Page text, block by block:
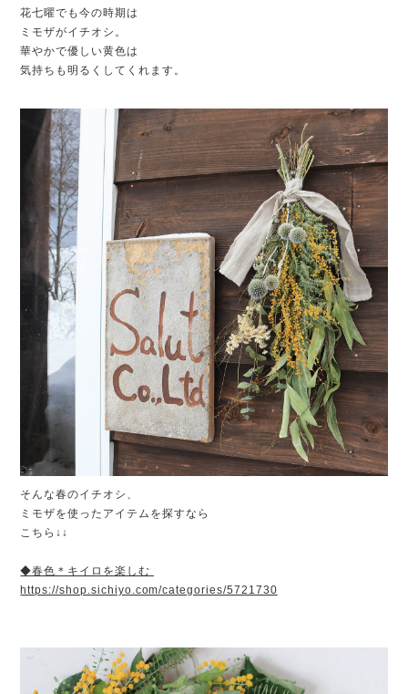
花七曜でも今の時期は
ミモザがイチオシ。
華やかで優しい黄色は
気持ちも明るくしてくれます。
そんな春のイチオシ、
ミモザを使ったアイテムを探すなら
こちら↓↓
◆春色＊キイロを楽しむ
https://shop.sichiyo.com/categories/5721730